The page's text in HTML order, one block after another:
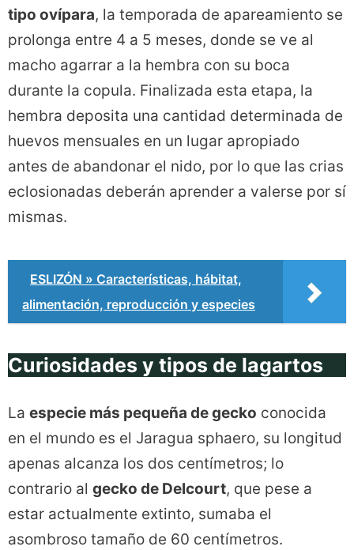
tipo ovípara, la temporada de apareamiento se
prolonga entre 4 a 5 meses, donde se ve al
macho agarrar a la hembra con su boca
durante la copula. Finalizada esta etapa, la
hembra deposita una cantidad determinada de
huevos mensuales en un lugar apropiado
antes de abandonar el nido, por lo que las crias
eclosionadas deberán aprender a valerse por sí
mismas.
ESLIZÓN » Características, hábitat,
alimentación, reproducción y especies
Curiosidades y tipos de lagartos
La especie más pequeña de gecko conocida
en el mundo es el Jaragua sphaero, su longitud
apenas alcanza los dos centímetros; lo
contrario al gecko de Delcourt, que pese a
estar actualmente extinto, sumaba el
asombroso tamaño de 60 centímetros.